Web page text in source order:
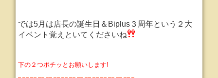
では5月は店長の誕生日＆Biplus３周年という２大
イベント覚えといてくださいね
下の２つポチッとお願いします!